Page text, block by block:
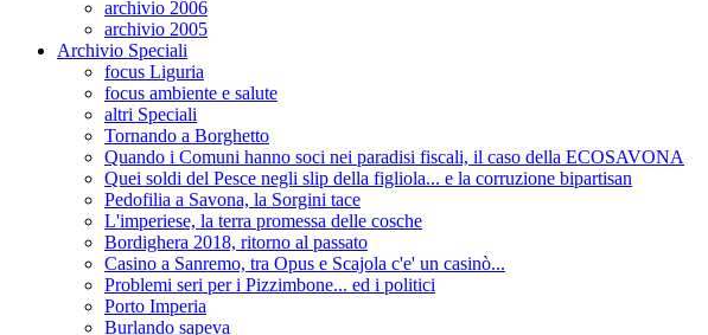
archivio 2006
archivio 2005
Archivio Speciali
focus Liguria
focus ambiente e salute
altri Speciali
Tornando a Borghetto
Quando i Comuni hanno soci nei paradisi fiscali, il caso della ECOSAVONA
Quei soldi del Pesce negli slip della figliola... e la corruzione bipartisan
Pedofilia a Savona, la Sorgini tace
L'imperiese, la terra promessa delle cosche
Bordighera 2018, ritorno al passato
Casino a Sanremo, tra Opus e Scajola c'e' un casinò...
Problemi seri per i Pizzimbone... ed i politici
Porto Imperia
Burlando sapeva